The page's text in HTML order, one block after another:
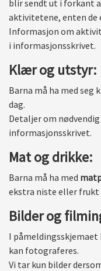
blir sendt ut i forkant
aktivitetene, enten de
Informasjon om
i informasjonsskrivet.
Klær og utstyr:
Barna må ha med
dag.
Detaljer om
informasjonsskrivet.
Mat og drikke:
Barna må ha med
ekstra niste eller frukt
Bilder og
I påmeldingsskjemaet
kan fotograferes.
Vi tar kun bilder